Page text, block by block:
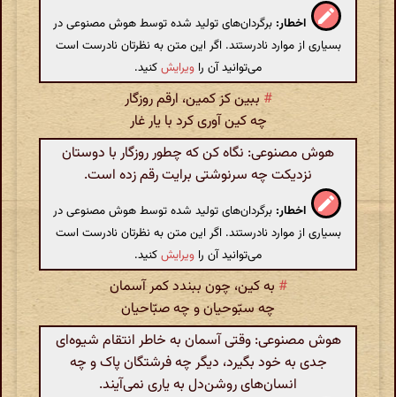
اخطار: برگردان‌های تولید شده توسط هوش مصنوعی در
بسیاری از موارد نادرستند. اگر این متن به نظرتان نادرست است
می‌توانید آن را ویرایشکنید.
# ببین کز کمین، ارقم روزگار
چه کین آوری کرد با یار غار
هوش مصنوعی: نگاه کن که چطور روزگار با دوستان
نزدیکت چه سرنوشتی برایت رقم زده است.
اخطار: برگردان‌های تولید شده توسط هوش مصنوعی در
بسیاری از موارد نادرستند. اگر این متن به نظرتان نادرست است
می‌توانید آن را ویرایشکنید.
# به کین، چون ببندد کمر آسمان
چه سبّوحیان و چه صبّاحیان
هوش مصنوعی: وقتی آسمان به خاطر انتقام شیوه‌ای
جدی به خود بگیرد، دیگر چه فرشتگان پاک و چه
انسان‌های روشن‌دل به یاری نمی‌آیند.